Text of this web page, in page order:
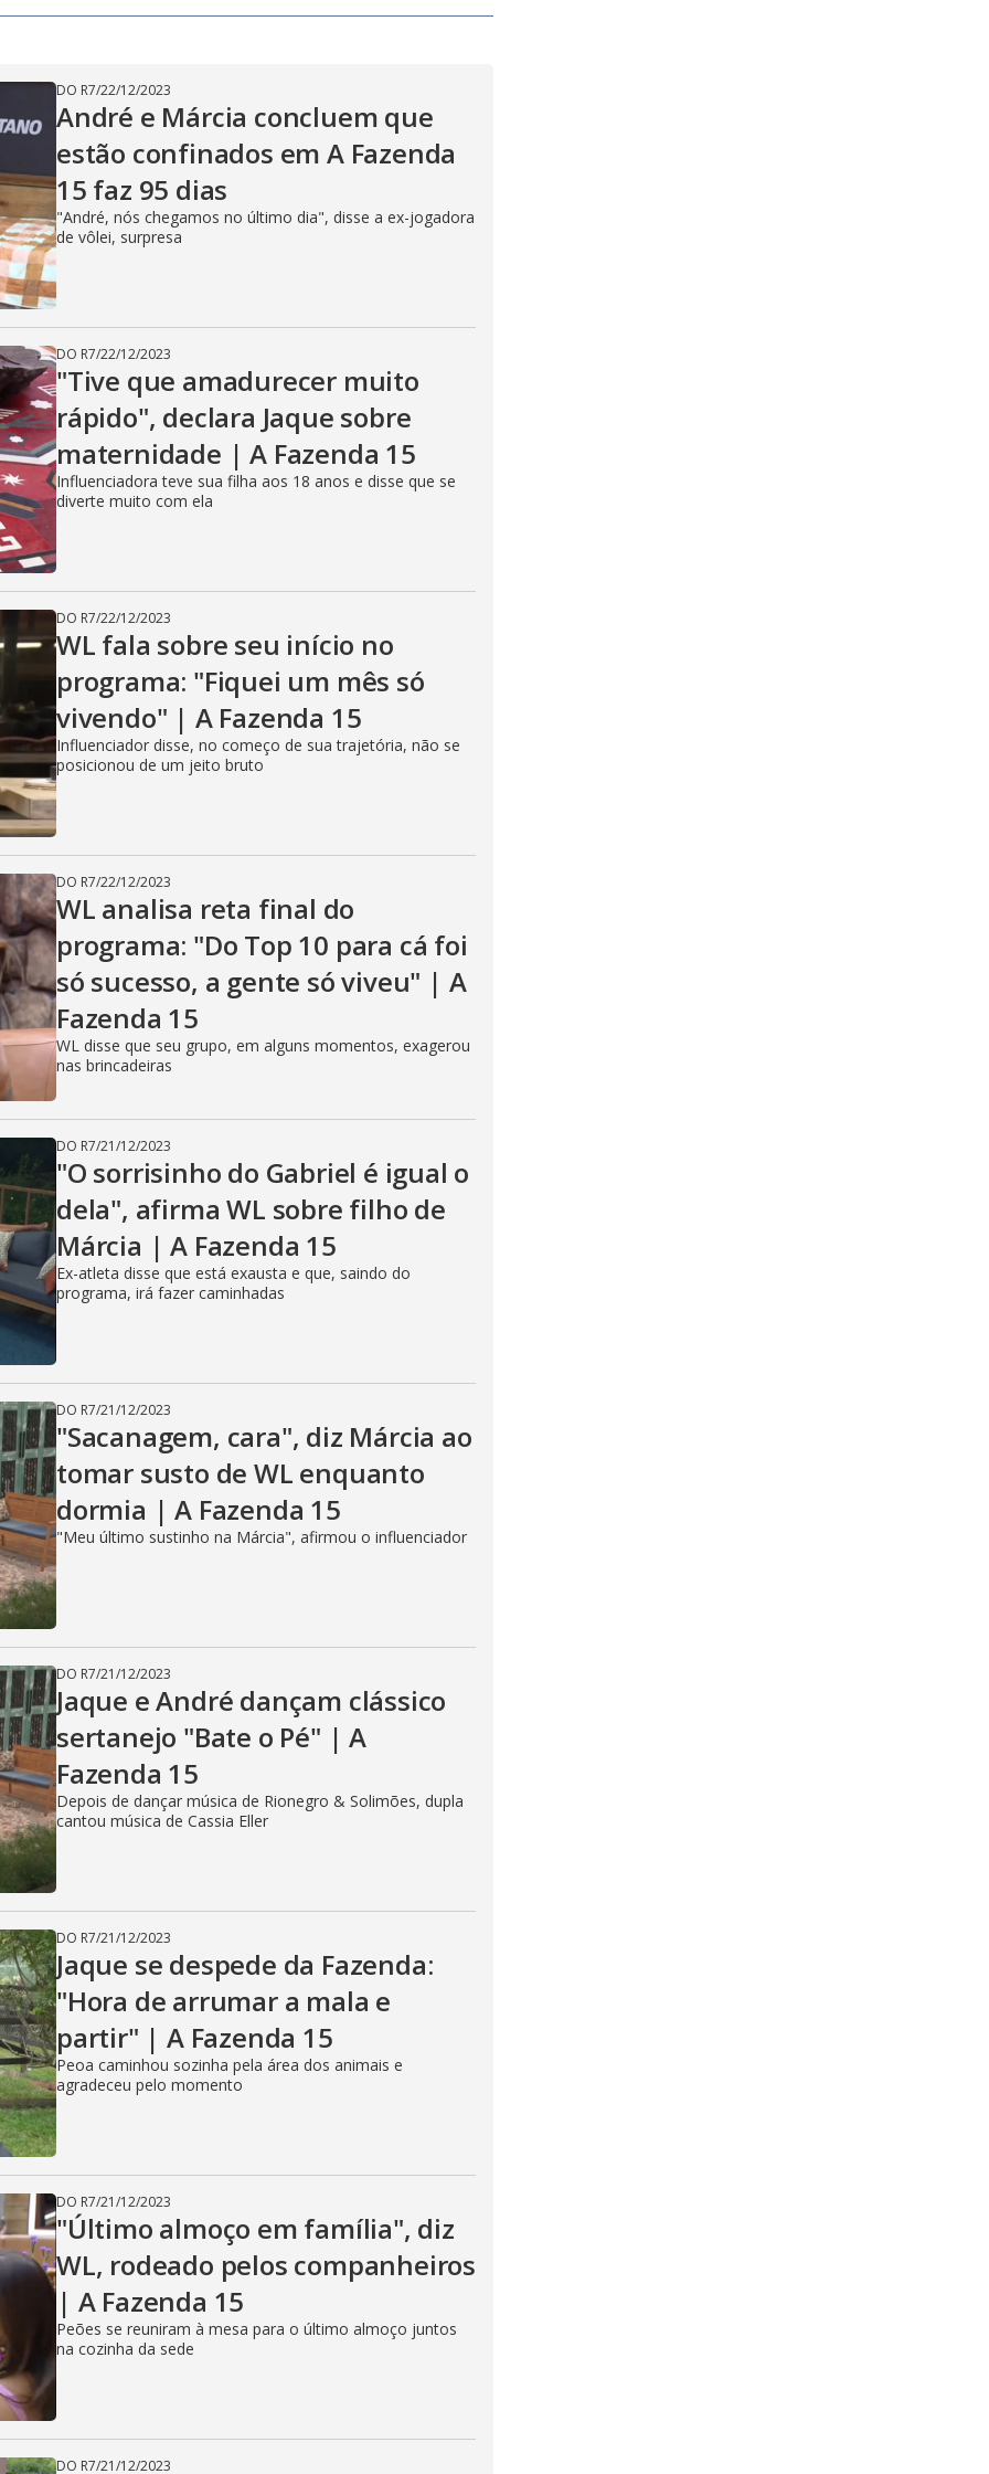
o
DO R7/22/12/2023
André e Márcia concluem que
estão confinados em A Fazenda
15 faz 95 dias
"André, nós chegamos no último dia", disse a ex-jogadora
de vôlei, surpresa
DO R7/22/12/2023
"Tive que amadurecer muito
rápido", declara Jaque sobre
maternidade | A Fazenda 15
Influenciadora teve sua filha aos 18 anos e disse que se
diverte muito com ela
DO R7/22/12/2023
WL fala sobre seu início no
programa: "Fiquei um mês só
vivendo" | A Fazenda 15
Influenciador disse, no começo de sua trajetória, não se
posicionou de um jeito bruto
DO R7/22/12/2023
WL analisa reta final do
programa: "Do Top 10 para cá foi
só sucesso, a gente só viveu" | A
Fazenda 15
WL disse que seu grupo, em alguns momentos, exagerou
nas brincadeiras
DO R7/21/12/2023
"O sorrisinho do Gabriel é igual o
dela", afirma WL sobre filho de
Márcia | A Fazenda 15
Ex-atleta disse que está exausta e que, saindo do
programa, irá fazer caminhadas
DO R7/21/12/2023
"Sacanagem, cara", diz Márcia ao
tomar susto de WL enquanto
dormia | A Fazenda 15
"Meu último sustinho na Márcia", afirmou o influenciador
DO R7/21/12/2023
Jaque e André dançam clássico
sertanejo "Bate o Pé" | A
Fazenda 15
Depois de dançar música de Rionegro & Solimões, dupla
cantou música de Cassia Eller
DO R7/21/12/2023
Jaque se despede da Fazenda:
"Hora de arrumar a mala e
partir" | A Fazenda 15
Peoa caminhou sozinha pela área dos animais e
agradeceu pelo momento
DO R7/21/12/2023
"Último almoço em família", diz
WL, rodeado pelos companheiros
| A Fazenda 15
Peões se reuniram à mesa para o último almoço juntos
na cozinha da sede
DO R7/21/12/2023